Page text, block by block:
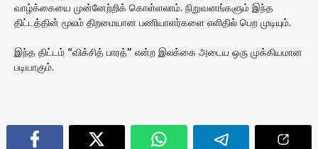
வாழ்க்கையை முன்னேற்றிக் கொள்ளலாம். நிறுவனங்களும் இந்த
திட்டத்தின் மூலம் திறமையான பணியாளர்களை எளிதில் பெற முடியும்.
இந்த திட்டம் “விக்சித் பாரத்” என்ற இலக்கை அடைய ஒரு முக்கியமான
படியாகும்.